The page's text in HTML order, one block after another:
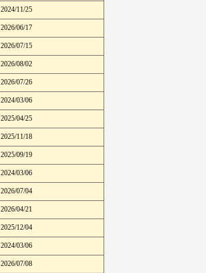
2024/11/25
2026/06/17
2026/07/15
2026/08/02
2026/07/26
2024/03/06
2025/04/25
2025/11/18
2025/09/19
2024/03/06
2026/07/04
2026/04/21
2025/12/04
2024/03/06
2026/07/08